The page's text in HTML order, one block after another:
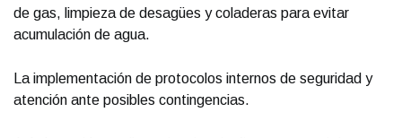
de gas, limpieza de desagües y coladeras para evitar
acumulación de agua.
La implementación de protocolos internos de seguridad y
atención ante posibles contingencias.